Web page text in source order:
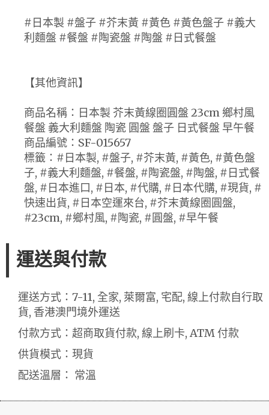
#日本製 #盤子 #芥末黃 #黃色 #黃色盤子 #義大
利麵盤 #餐盤 #陶瓷盤 #陶盤 #日式餐盤
【其他資訊】
商品名稱：日本製 芥末黃線圈圓盤 23cm 鄉村風
餐盤 義大利麵盤 陶瓷 圓盤 盤子 日式餐盤 早午餐
商品編號：SF-015657
標籤：#日本製, #盤子, #芥末黃, #黃色, #黃色盤
子, #義大利麵盤, #餐盤, #陶瓷盤, #陶盤, #日式餐
盤, #日本進口, #日本, #代購, #日本代購, #現貨, #
快速出貨, #日本空運來台, #芥末黃線圈圓盤,
#23cm, #鄉村風, #陶瓷, #圓盤, #早午餐
運送與付款
運送方式：7-11, 全家, 萊爾富, 宅配, 線上付款自行取
貨, 香港澳門境外運送
付款方式：超商取貨付款, 線上刷卡, ATM 付款
供貨模式：現貨
配送溫層： 常溫